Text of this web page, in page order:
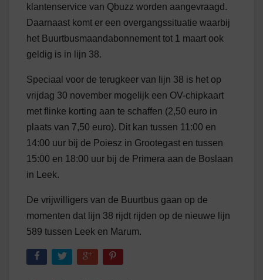
klantenservice van Qbuzz worden aangevraagd.
Daarnaast komt er een overgangssituatie waarbij
het Buurtbusmaandabonnement tot 1 maart ook
geldig is in lijn 38.
Speciaal voor de terugkeer van lijn 38 is het op
vrijdag 30 november mogelijk een OV-chipkaart
met flinke korting aan te schaffen (2,50 euro in
plaats van 7,50 euro). Dit kan tussen 11:00 en
14:00 uur bij de Poiesz in Grootegast en tussen
15:00 en 18:00 uur bij de Primera aan de Boslaan
in Leek.
De vrijwilligers van de Buurtbus gaan op de
momenten dat lijn 38 rijdt rijden op de nieuwe lijn
589 tussen Leek en Marum.